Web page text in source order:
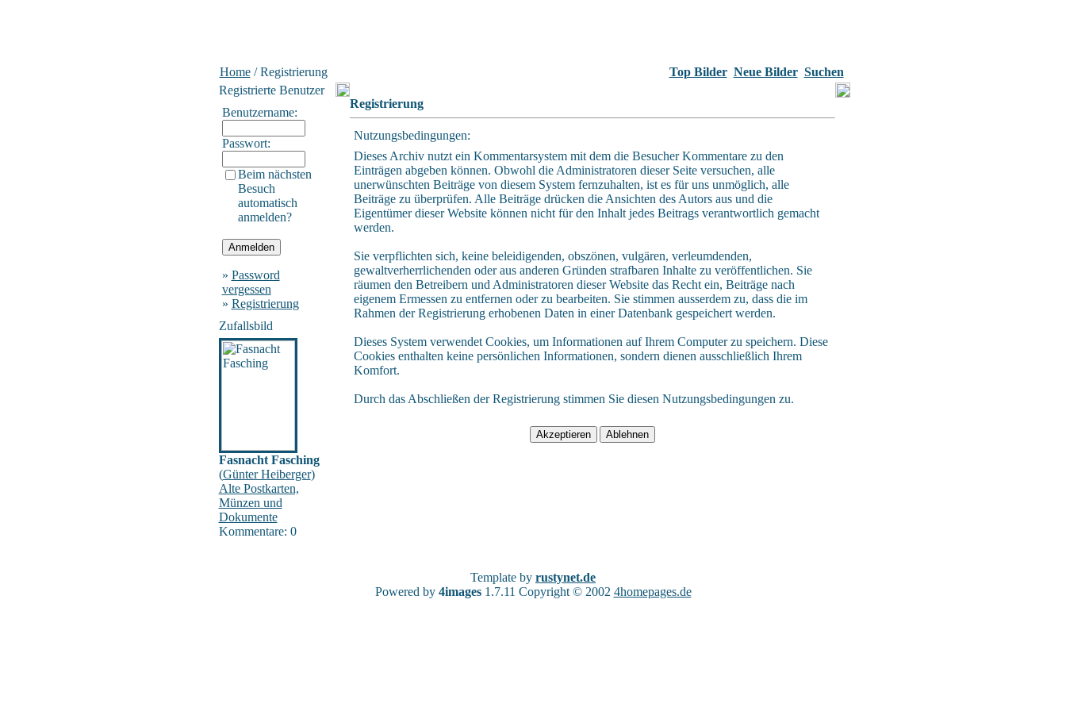
Home/ Registrierung Top Bilder Neue Bilder Suchen
Registrierte Benutzer
Benutzername:
Passwort:
Beim nächsten
Besuch
automatisch
anmelden?
» Password
vergessen
» Registrierung
Zufallsbild
Fasnacht Fasching
(Günter Heiberger)
Alte Postkarten,
Münzen und
Dokumente
Kommentare: 0
Registrierung
Nutzungsbedingungen:
Dieses Archiv nutzt ein Kommentarsystem mit dem die Besucher Kommentare zu den
Einträgen abgeben können. Obwohl die Administratoren dieser Seite versuchen, alle
unerwünschten Beiträge von diesem System fernzuhalten, ist es für uns unmöglich, alle
Beiträge zu überprüfen. Alle Beiträge drücken die Ansichten des Autors aus und die
Eigentümer dieser Website können nicht für den Inhalt jedes Beitrags verantwortlich gemacht
werden.
Sie verpflichten sich, keine beleidigenden, obszönen, vulgären, verleumdenden,
gewaltverherrlichenden oder aus anderen Gründen strafbaren Inhalte zu veröffentlichen. Sie
räumen den Betreibern und Administratoren dieser Website das Recht ein, Beiträge nach
eigenem Ermessen zu entfernen oder zu bearbeiten. Sie stimmen ausserdem zu, dass die im
Rahmen der Registrierung erhobenen Daten in einer Datenbank gespeichert werden.
Dieses System verwendet Cookies, um Informationen auf Ihrem Computer zu speichern. Diese
Cookies enthalten keine persönlichen Informationen, sondern dienen ausschließlich Ihrem
Komfort.
Durch das Abschließen der Registrierung stimmen Sie diesen Nutzungsbedingungen zu.
Template by rustynet.de
Powered by 4images1.7.11 Copyright © 2002 4homepages.de